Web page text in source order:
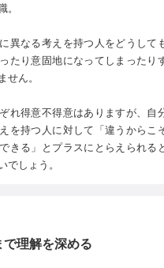
。
異なる考えを持つ人をどうして
たり意固地になってしまったり
せん。
れ得意不得意はありますが、自
を持つ人に対して「違うからこ
きる」とプラスにとらえられる
でしょう。
理解を深める